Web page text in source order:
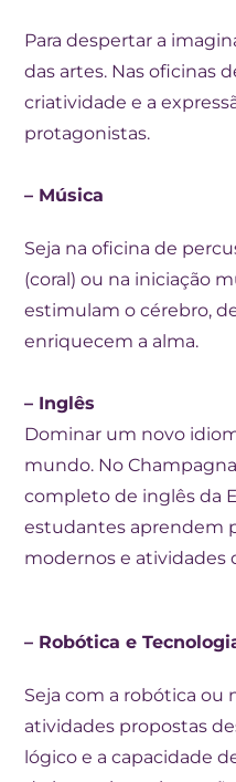
Para despertar a
das artes. Nas oficinas
criatividade e a
protagonistas.
– Música
Seja na oficina de
(coral) ou na iniciação
estimulam o cérebro,
enriquecem a alma.
– Inglês
Dominar um novo
mundo. No
completo de inglês da
estudantes aprendem
modernos e atividades
– Robótica e
Seja com a robótica ou
atividades propostas
lógico e a capacidade